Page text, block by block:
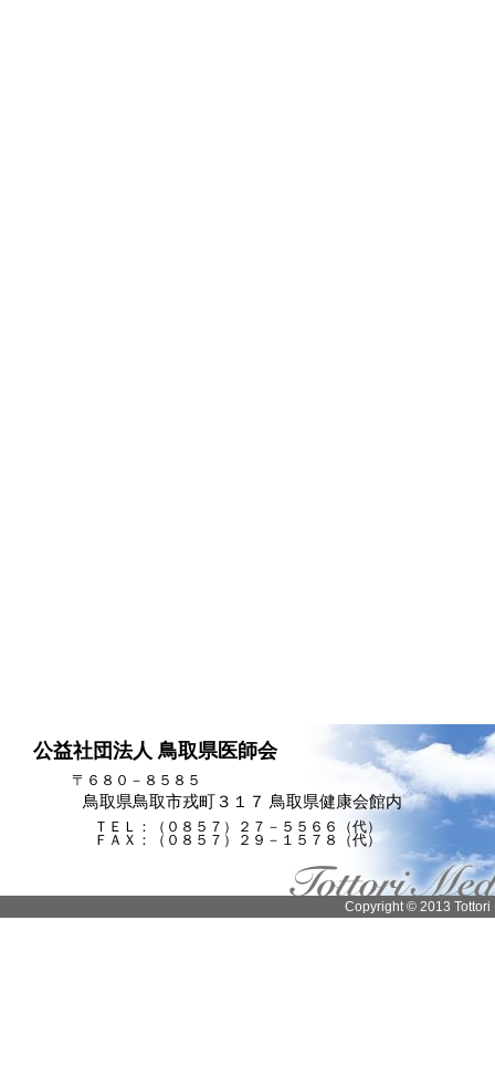
公益社団法人 鳥取県医師会
〒６８０－８５８５
鳥取県鳥取市戎町３１７ 鳥取県健康会館内
ＴＥＬ：（０８５７）２７－５５６６（代）
ＦＡＸ：（０８５７）２９－１５７８（代）
Copyright © 2013 Tottori